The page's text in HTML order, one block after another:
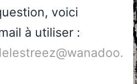
voici
à utiliser :